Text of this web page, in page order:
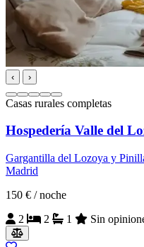
‹ ›
Casas rurales completas
Hospedería Valle del
Gargantilla del Lozoya y
Madrid
150 € / noche
2
2 1 Sin